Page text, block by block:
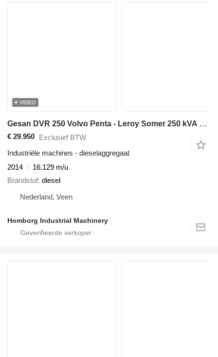
VIDEO
Gesan DVR 250 Volvo Penta - Leroy Somer 250 kVA silent generatorset
€ 29.950 Exclusief BTW
Industriële machines - dieselaggregaat
2014
16.129 m/u
Brandstof diesel
Nederland, Veen
Homborg Industrial Machinery